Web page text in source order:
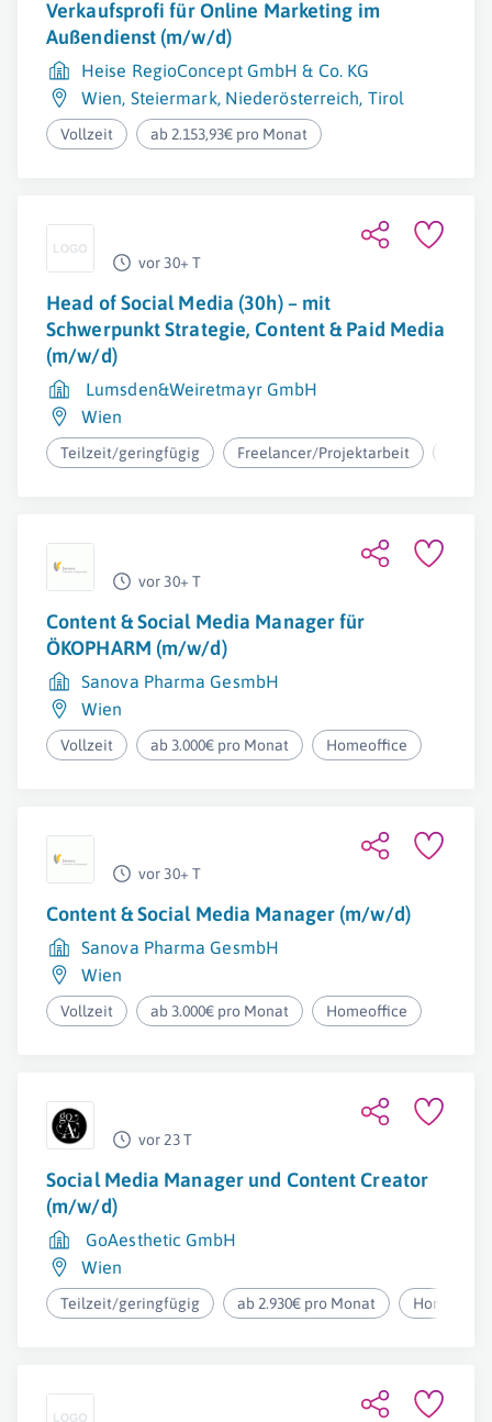
Verkaufsprofi für Online Marketing im
Außendienst (m/w/d)
Heise RegioConcept GmbH & Co. KG
Wien, Steiermark, Niederösterreich, Tirol
Vollzeit ab 2.153,93€ pro Monat
vor 30+ T
Head of Social Media (30h) – mit
Schwerpunkt Strategie, Content & Paid Media
(m/w/d)
Lumsden&Weiretmayr GmbH
Wien
Teilzeit/geringfügig Freelancer/Projektarbeit
vor 30+ T
Content & Social Media Manager für
ÖKOPHARM (m/w/d)
Sanova Pharma GesmbH
Wien
Vollzeit ab 3.000€ pro Monat Homeoffice
vor 30+ T
Content & Social Media Manager (m/w/d)
Sanova Pharma GesmbH
Wien
Vollzeit ab 3.000€ pro Monat Homeoffice
vor 23 T
Social Media Manager und Content Creator
(m/w/d)
GoAesthetic GmbH
Wien
Teilzeit/geringfügig ab 2.930€ pro Monat